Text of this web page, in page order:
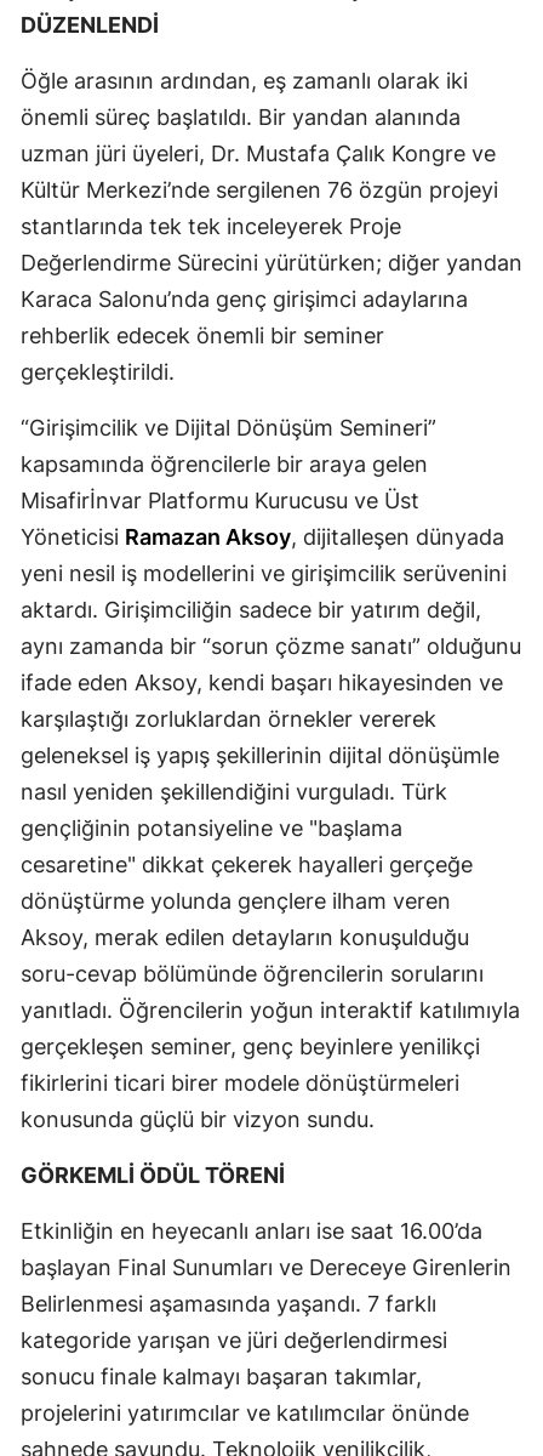
DÜZENLENDİ
Öğle arasının ardından, eş zamanlı olarak iki
önemli süreç başlatıldı. Bir yandan alanında
uzman jüri üyeleri, Dr. Mustafa Çalık Kongre ve
Kültür Merkezi’nde sergilenen 76 özgün projeyi
stantlarında tek tek inceleyerek Proje
Değerlendirme Sürecini yürütürken; diğer yandan
Karaca Salonu’nda genç girişimci adaylarına
rehberlik edecek önemli bir seminer
gerçekleştirildi.
“Girişimcilik ve Dijital Dönüşüm Semineri”
kapsamında öğrencilerle bir araya gelen
Misafirİnvar Platformu Kurucusu ve Üst
Yöneticisi Ramazan Aksoy, dijitalleşen dünyada
yeni nesil iş modellerini ve girişimcilik serüvenini
aktardı. Girişimciliğin sadece bir yatırım değil,
aynı zamanda bir “sorun çözme sanatı” olduğunu
ifade eden Aksoy, kendi başarı hikayesinden ve
karşılaştığı zorluklardan örnekler vererek
geleneksel iş yapış şekillerinin dijital dönüşümle
nasıl yeniden şekillendiğini vurguladı. Türk
gençliğinin potansiyeline ve "başlama
cesaretine" dikkat çekerek hayalleri gerçeğe
dönüştürme yolunda gençlere ilham veren
Aksoy, merak edilen detayların konuşulduğu
soru-cevap bölümünde öğrencilerin sorularını
yanıtladı. Öğrencilerin yoğun interaktif katılımıyla
gerçekleşen seminer, genç beyinlere yenilikçi
fikirlerini ticari birer modele dönüştürmeleri
konusunda güçlü bir vizyon sundu.
GÖRKEMLİ ÖDÜL TÖRENİ
Etkinliğin en heyecanlı anları ise saat 16.00’da
başlayan Final Sunumları ve Dereceye Girenlerin
Belirlenmesi aşamasında yaşandı. 7 farklı
kategoride yarışan ve jüri değerlendirmesi
sonucu finale kalmayı başaran takımlar,
projelerini yatırımcılar ve katılımcılar önünde
sahnede savundu. Teknolojik yenilikçilik,